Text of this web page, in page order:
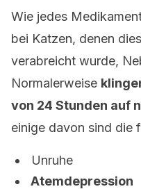
Wie jedes
bei Katzen, denen
verabreicht wurde,
Normalerweise
von 24 Stunden auf
einige davon sind die
Unruhe
Atemdepression